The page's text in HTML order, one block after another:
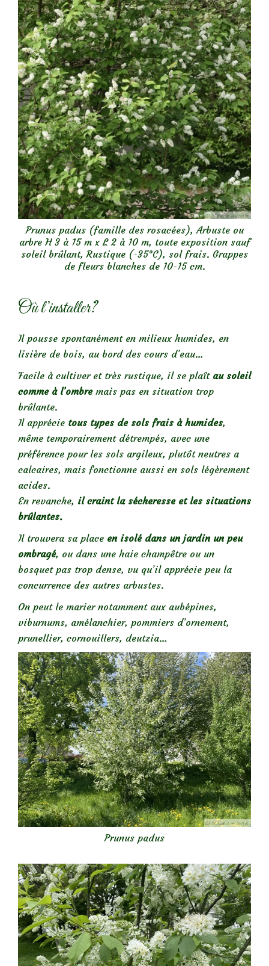
Prunus padus (famille des rosacées), Arbuste ou
arbre H 3 à 15 m x L 2 à 10 m, toute exposition sauf
soleil brûlant, Rustique (-35°C), sol frais. Grappes
de fleurs blanches de 10-15 cm.
Où l’installer?
Il pousse spontanément en milieux humides, en
lisière de bois, au bord des cours d’eau…
Facile à cultiver et très rustique, il se plaît au soleil
comme à l’ombremais pas en situation trop
brûlante.
Il apprécie tous types de sols frais à humides,
même temporairement détrempés, avec une
préférence pour les sols argileux, plutôt neutres a
calcaires, mais fonctionne aussi en sols légèrement
acides.
En revanche, il craint la sécheresse et les situations
brûlantes.
Il trouvera sa place en isolé dans un jardin un peu
ombragé, ou dans une haie champêtre ou un
bosquet pas trop dense, vu qu’il apprécie peu la
concurrence des autres arbustes.
On peut le marier notamment aux aubépines,
viburnums, amélanchier, pommiers d’ornement,
prunellier, cornouillers, deutzia…
Prunus padus